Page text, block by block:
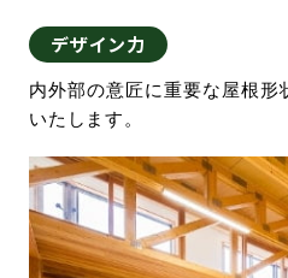
デザイン力
内外部の意匠に重要な屋根
いたします。